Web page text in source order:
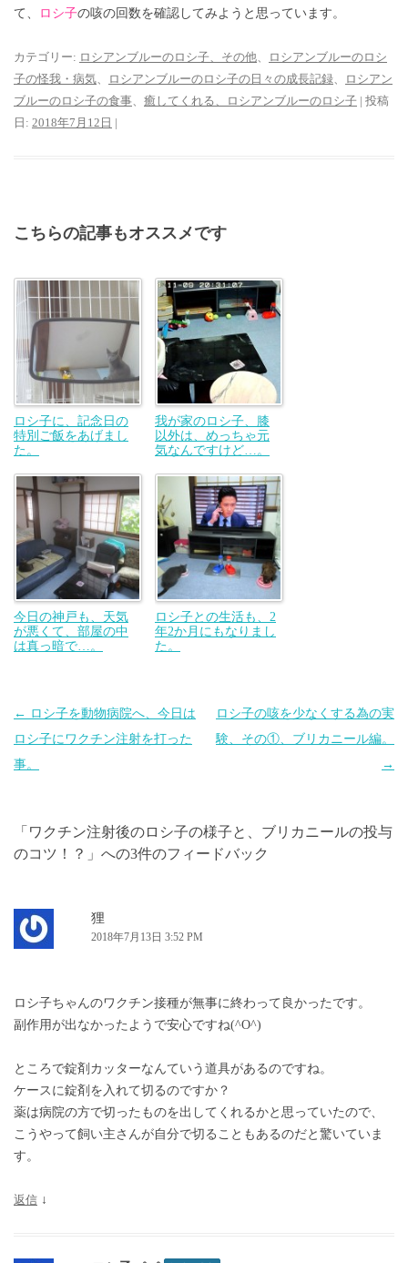
て、
ロシ子の咳の回数を確認してみようと思っています。
カテゴリー: ロシアンブルーのロシ子、その他、
ロシアンブルーのロシ
子の怪我・病気、 ロシアンブルーのロシ子の日々の成長記録、
ロシアン
ブルーのロシ子の食事、 癒してくれる、ロシアンブルーのロシ子 | 投稿
日: 2018年7月12日 |
こちらの記事もオススメです
ロシ子に、記念日の
特別ご飯をあげまし
た。
我が家のロシ子、膝
以外は、めっちゃ元
気なんですけど…。
今日の神戸も、天気
が悪くて、部屋の中
は真っ暗で…。
ロシ子との生活も、2
年2か月にもなりまし
た。
投
稿
ナ
ン
← ロシ子を動物病院へ、今日は
ロシ子にワクチン注射を打った
事。
ロシ子の咳を少なくする為の実
験、その①、ブリカニール編。
→
「 ワクチン注射後のロシ子の様子と、ブリカニールの投与
のコツ！？ 」への3件のフィードバック
狸
2018年7月13日 3:52 PM
ロシ子ちゃんのワクチン接種が無事に終わって良かったです。
副作用が出なかったようで安心ですね(^O^)
ところで錠剤カッターなんていう道具があるのですね。
ケースに錠剤を入れて切るのですか？
薬は病院の方で切ったものを出してくれるかと思っていたので、
こうやって飼い主さんが自分で切ることもあるのだと驚いていま
す。
返信 ↓